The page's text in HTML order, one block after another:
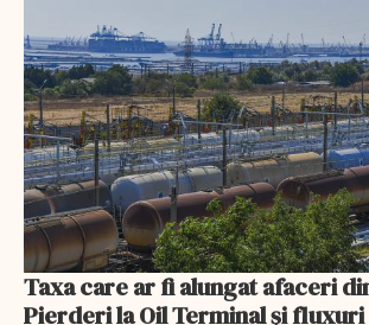
Taxa care ar fi alungat afaceri
Pierderi la Oil Terminal și